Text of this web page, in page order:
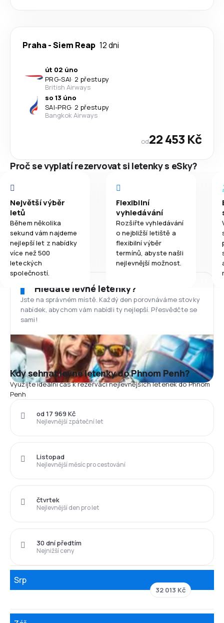
Praha-Siem Reap 12 dni
út 02 úno
PRG-SAI· 2 přestupy
British Airways
so 13 úno
SAI-PRG· 2 přestupy
Bangkok Airways
od22 453 Kč
Proč se vyplatí rezervovat si letenky s eSky?
Největší výběr
letů
Během několika
sekund vám najdeme
nejlepší let z nabídky
více než 500
leteckých
společností.
Flexibilní
vyhledávání
Rozšiřte vyhledávání
o nejbližší letiště a
flexibilní výběr
termínů, abyste našli
nejlevnější možnost.
Hledáte levné letenky?
Jste na správném místě. Každý den porovnáváme stovky
nabídek, abychom vám nabídli ty nejlepší. Přesvědčte se
sami!
Kdy sehnat levné letenky do Phnom Penh?
Využijte ideální čas k rezervaci nejlevnějších letenek do Phnom
Penh
Nejlevnější zpáteční let
od 17 969 Kč
Nejlevnější měsíc pro cestování
Listopad
Nejlevnější den pro let
čtvrtek
Nejnižší ceny
30 dní předtím
Srp
32 013 Kč